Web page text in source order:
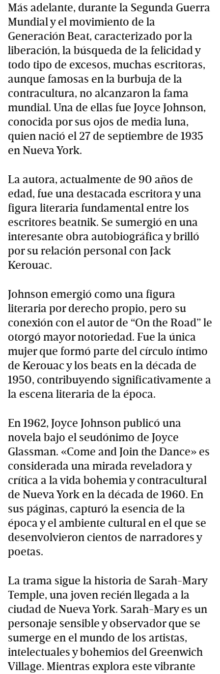
Más adelante, durante la Segunda Guerra
Mundial y el movimiento de la
Generación Beat, caracterizado por la
liberación, la búsqueda de la felicidad y
todo tipo de excesos, muchas escritoras,
aunque famosas en la burbuja de la
contracultura, no alcanzaron la fama
mundial. Una de ellas fue Joyce Johnson,
conocida por sus ojos de media luna,
quien nació el 27 de septiembre de 1935
en Nueva York.
La autora, actualmente de 90 años de
edad, fue una destacada escritora y una
figura literaria fundamental entre los
escritores beatnik. Se sumergió en una
interesante obra autobiográfica y brilló
por su relación personal con Jack
Kerouac.
Johnson emergió como una figura
literaria por derecho propio, pero su
conexión con el autor de “On the Road” le
otorgó mayor notoriedad. Fue la única
mujer que formó parte del círculo íntimo
de Kerouac y los beats en la década de
1950, contribuyendo significativamente a
la escena literaria de la época.
En 1962, Joyce Johnson publicó una
novela bajo el seudónimo de Joyce
Glassman. «Come and Join the Dance» es
considerada una mirada reveladora y
crítica a la vida bohemia y contracultural
de Nueva York en la década de 1960. En
sus páginas, capturó la esencia de la
época y el ambiente cultural en el que se
desenvolvieron cientos de narradores y
poetas.
La trama sigue la historia de Sarah-Mary
Temple, una joven recién llegada a la
ciudad de Nueva York. Sarah-Mary es un
personaje sensible y observador que se
sumerge en el mundo de los artistas,
intelectuales y bohemios del Greenwich
Village. Mientras explora este vibrante